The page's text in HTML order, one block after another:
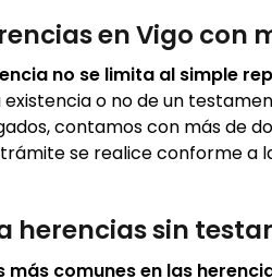
en Vigo con
no se limita al simple
o no de un
contamos con más de
se realice conforme a
herencias sin
más comunes en las